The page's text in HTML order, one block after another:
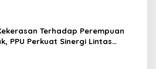
Terhadap Perempuan
PPU Perkuat Sinergi Lintas